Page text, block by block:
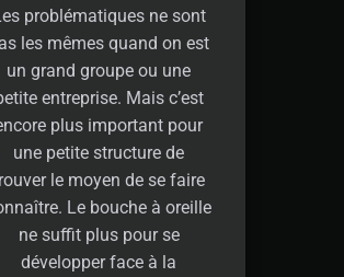
problématiques ne sont
les mêmes quand on est
un grand groupe ou une
entreprise. Mais c’est
plus important pour
une petite structure de
le moyen de se faire
Le bouche à oreille
ne suffit plus pour se
développer face à la